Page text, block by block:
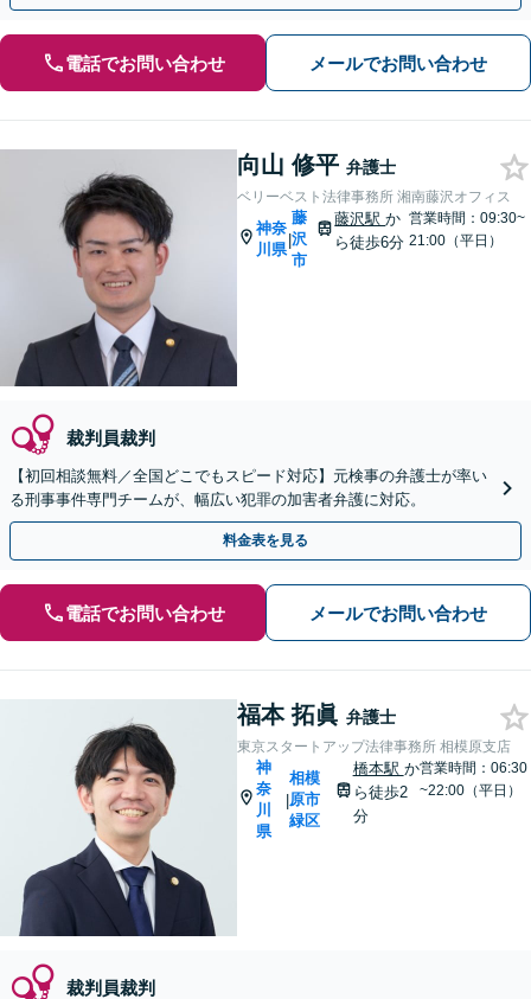
電話でお問い合わせ メールでお問い合わせ
向山 修平 弁護士
ベリーベスト法律事務所 湘南藤沢オフィス
神奈
川県
|
藤
沢
市
藤沢駅か
ら徒歩6分
営業時間：09:30~
21:00（平日）
裁判員裁判
【初回相談無料／全国どこでもスピード対応】元検事の弁護士が率い
る刑事事件専門チームが、幅広い犯罪の加害者弁護に対応。
料金表を見る
電話でお問い合わせ メールでお問い合わせ
福本 拓眞 弁護士
東京スタートアップ法律事務所 相模原支店
神
奈
川
県
|
相模
原市
緑区
橋本駅 か
ら徒歩2
分
営業時間：06:30
~22:00（平日）
裁判員裁判